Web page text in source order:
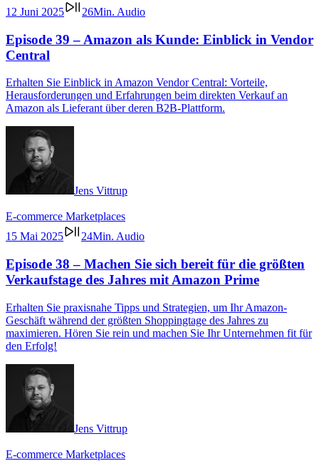
12 Juni 2025
26Min. Audio
Episode 39 – Amazon als Kunde: Einblick in Vendor
Central
Erhalten Sie Einblick in Amazon Vendor Central: Vorteile,
Herausforderungen und Erfahrungen beim direkten Verkauf an
Amazon als Lieferant über deren B2B-Plattform.
Jens Vittrup
E-commerce Marketplaces
15 Mai 2025
24Min. Audio
Episode 38 – Machen Sie sich bereit für die größten
Verkaufstage des Jahres mit Amazon Prime
Erhalten Sie praxisnahe Tipps und Strategien, um Ihr Amazon-
Geschäft während der größten Shoppingtage des Jahres zu
maximieren. Hören Sie rein und machen Sie Ihr Unternehmen fit für
den Erfolg!
Jens Vittrup
E-commerce Marketplaces